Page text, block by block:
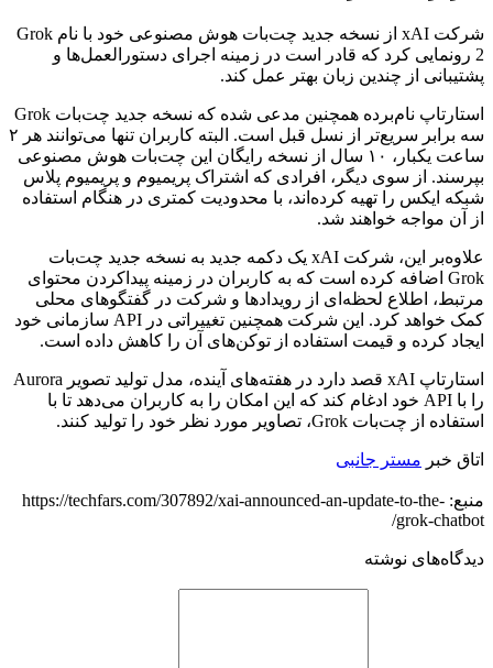
شرکت xAI از نسخه جدید چت‌بات هوش مصنوعی خود با نام Grok
2 رونمایی کرد که قادر است در زمینه اجرای دستورالعمل‌ها و
پشتیبانی از چندین زبان بهتر عمل کند.
استارتاپ نام‌برده همچنین مدعی شده که نسخه جدید چت‌بات Grok
سه برابر سریع‌تر از نسل قبل است. البته کاربران تنها می‌توانند هر ۲
ساعت یکبار، ۱۰ سال از نسخه رایگان این چت‌بات هوش مصنوعی
بپرسند. از سوی دیگر، افرادی که اشتراک پریمیوم و پریمیوم پلاس
شبکه ایکس را تهیه کرده‌اند، با محدودیت کمتری در هنگام استفاده
از آن مواجه خواهند شد.
علاوه‌بر این، شرکت xAI یک دکمه جدید به نسخه جدید چت‌بات
Grok اضافه کرده است که به کاربران در زمینه پیداکردن محتوای
مرتبط، اطلاع لحظه‌ای از رویدادها و شرکت در گفتگوهای محلی
کمک خواهد کرد. این شرکت همچنین تغییراتی در API سازمانی خود
ایجاد کرده و قیمت استفاده از توکن‌های آن را کاهش داده است.
استارتاپ xAI قصد دارد در هفته‌های آینده، مدل تولید تصویر Aurora
را با API خود ادغام کند که این امکان را به کاربران می‌دهد تا با
استفاده از چت‌بات Grok، تصاویر مورد نظر خود را تولید کنند.
اتاق خبر مستر جانبی
منبع: https://techfars.com/307892/xai-announced-an-update-to-the-
grok-chatbot/
دیدگاه‌های نوشته